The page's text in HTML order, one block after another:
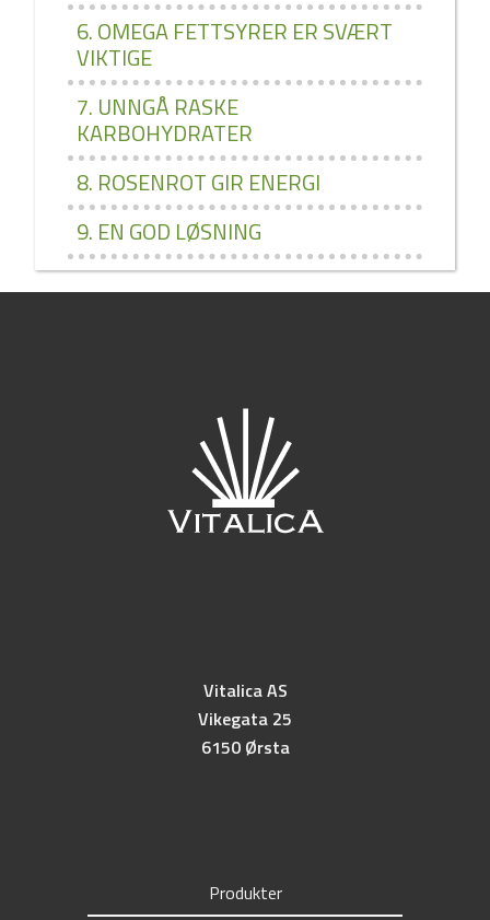
6. OMEGA FETTSYRER ER SVÆRT
VIKTIGE
7. UNNGÅ RASKE
KARBOHYDRATER
8. ROSENROT GIR ENERGI
9. EN GOD LØSNING
Vitalica AS
Vikegata 25
6150 Ørsta
Produkter